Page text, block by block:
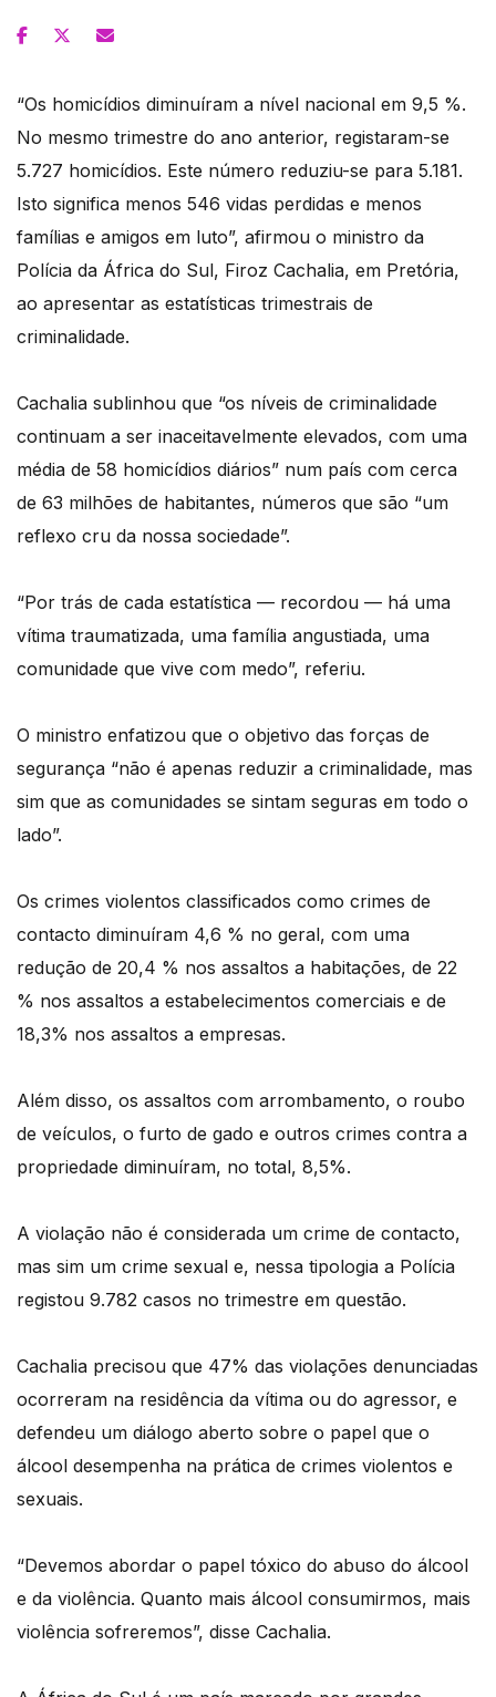
“Os homicídios diminuíram a nível nacional em 9,5 %.
No mesmo trimestre do ano anterior, registaram-se
5.727 homicídios. Este número reduziu-se para 5.181.
Isto significa menos 546 vidas perdidas e menos
famílias e amigos em luto”, afirmou o ministro da
Polícia da África do Sul, Firoz Cachalia, em Pretória,
ao apresentar as estatísticas trimestrais de
criminalidade.
Cachalia sublinhou que “os níveis de criminalidade
continuam a ser inaceitavelmente elevados, com uma
média de 58 homicídios diários” num país com cerca
de 63 milhões de habitantes, números que são “um
reflexo cru da nossa sociedade”.
“Por trás de cada estatística — recordou — há uma
vítima traumatizada, uma família angustiada, uma
comunidade que vive com medo”, referiu.
O ministro enfatizou que o objetivo das forças de
segurança “não é apenas reduzir a criminalidade, mas
sim que as comunidades se sintam seguras em todo o
lado”.
Os crimes violentos classificados como crimes de
contacto diminuíram 4,6 % no geral, com uma
redução de 20,4 % nos assaltos a habitações, de 22
% nos assaltos a estabelecimentos comerciais e de
18,3% nos assaltos a empresas.
Além disso, os assaltos com arrombamento, o roubo
de veículos, o furto de gado e outros crimes contra a
propriedade diminuíram, no total, 8,5%.
A violação não é considerada um crime de contacto,
mas sim um crime sexual e, nessa tipologia a Polícia
registou 9.782 casos no trimestre em questão.
Cachalia precisou que 47% das violações denunciadas
ocorreram na residência da vítima ou do agressor, e
defendeu um diálogo aberto sobre o papel que o
álcool desempenha na prática de crimes violentos e
sexuais.
“Devemos abordar o papel tóxico do abuso do álcool
e da violência. Quanto mais álcool consumirmos, mais
violência sofreremos”, disse Cachalia.